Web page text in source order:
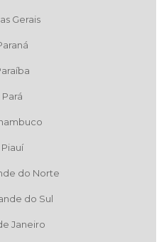
Gerais
Pará
Piauí
do Norte
do Sul
Janeiro